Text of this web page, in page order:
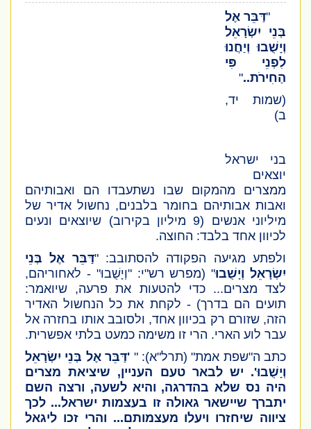
דַּבֵּר אֶל
בְּנֵי יִשְׂרָאֵל
וְיָשֻׁבוּ וְיַחֲנוּ
לִפְנֵי פִּי
הַחִירֹת.."
(שמות יד,
ב)
בני ישראל
יוצאים
ממצרים מהמקום שבו נשתעבדו הם ואבותיהם
ואבות אבותיהם בחומר בלבנים, נחשול אדיר של
מיליוני אנשים (9 מיליון בקירוב) שיוצאים ונעים
לכיוון אחד בלבד: החוצה.
ולפתע מגיעה הפקודה להסתובב: " דַּבֵּר אֶל בְּנֵי
יִשְׂרָאֵל וְיָשֻׁבוּ" (מפרש רש"י: "וְיָשֻׁבוּ" - לאחוריהם,
לצד מצרים... כדי להטעות את פרעה, שיואמר:
תועים הם בדרך)- לקחת את כל הנחשול האדיר
הזה, שזורם רק בכיוון אחד, ולסובב אותו בחזרה אל
עבר לוע הארי. הרי זו משימה כמעט בלתי אפשרית.
כתב ה"שפת אמת"(תרל"א): " 'דַּבֵּר אֶל בְּנֵי יִשְׂרָאֵל
וְיָשֻׁבוּ'. יש לבאר טעם העניין, שיציאת מצרים
היה נס שלא בהדרגה, והיא לשעה, ורצה השם
יתברך שיישאר גאולה זו בעצמות ישראל... לכך
ציווה שיחזרו ויעלו מעצמותם... והרי זכו ליגאל